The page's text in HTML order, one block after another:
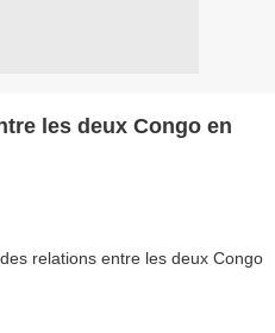
les deux Congo en